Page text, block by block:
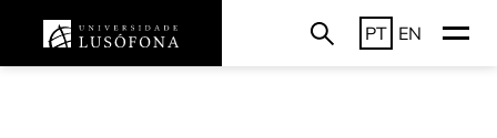
PT EN